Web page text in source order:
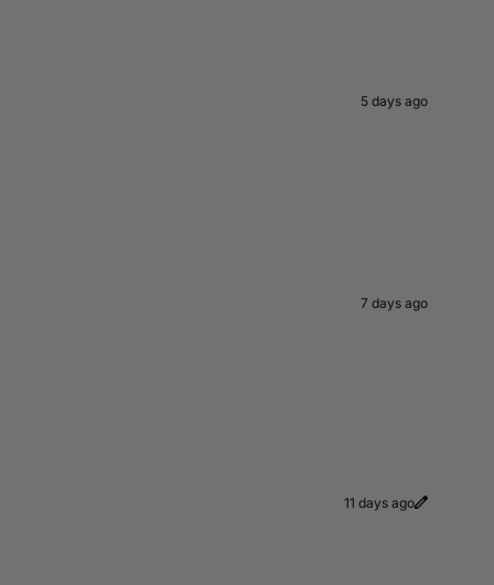
5 days ago
7 days ago
11 days ago